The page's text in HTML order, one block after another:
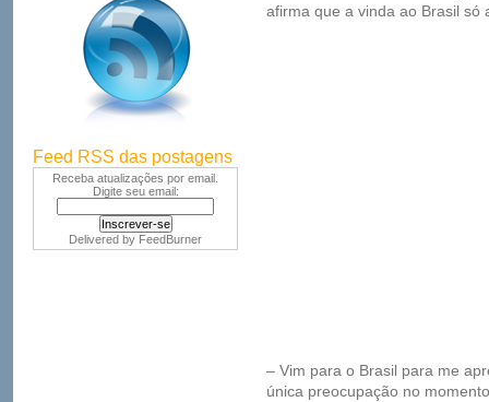
Feed RSS das postagens
Receba atualizações por email.
Digite seu email:
Delivered by FeedBurner
afirma que a vinda ao Brasil só
– Vim para o Brasil para me
única preocupação no